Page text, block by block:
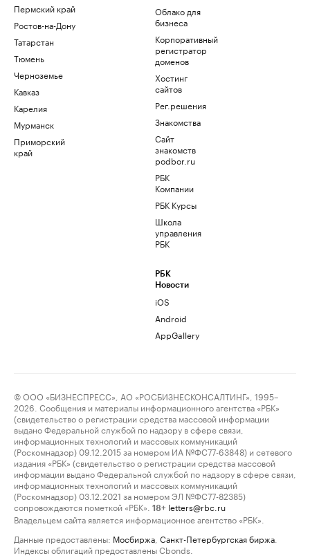
Пермский край
Ростов-на-Дону
Татарстан
Тюмень
Черноземье
Кавказ
Карелия
Мурманск
Приморский
край
Облако для
бизнеса
Корпоративный
регистратор
доменов
Хостинг
сайтов
Рег.решения
Знакомства
Сайт
знакомств
podbor.ru
РБК
Компании
РБК Курсы
Школа
управления
РБК
РБК
Новости
iOS
Android
AppGallery
© ООО «БИЗНЕСПРЕСС», АО «РОСБИЗНЕСКОНСАЛТИНГ», 1995–
2026. Сообщения и материалы информационного агентства «РБК»
(свидетельство о регистрации средства массовой информации
выдано Федеральной службой по надзору в сфере связи,
информационных технологий и массовых коммуникаций
(Роскомнадзор) 09.12.2015 за номером ИА №ФС77-63848) и сетевого
издания «РБК» (свидетельство о регистрации средства массовой
информации выдано Федеральной службой по надзору в сфере связи,
информационных технологий и массовых коммуникаций
(Роскомнадзор) 03.12.2021 за номером ЭЛ №ФС77-82385)
сопровождаются пометкой «РБК».
18+ letters@rbc.ru
Владельцем сайта является информационное агентство «РБК».
Данные предоставлены: Мосбиржа Санкт-Петербургская биржа
Индексы облигаций предоставлены Cbonds.